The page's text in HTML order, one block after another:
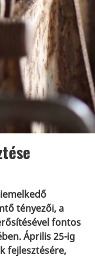
tényezői, a
fontos
Április 25-ig
fejlesztésére,